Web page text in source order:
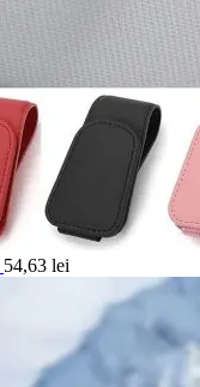
54,63 lei